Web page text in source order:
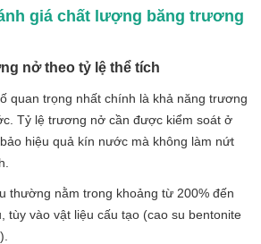
giá chất lượng băng trương
nở theo tỷ lệ thể tích
quan trọng nhất chính là khả năng trương
Tỷ lệ trương nở cần được kiểm soát ở
hiệu quả kín nước mà không làm nứt
thường nằm trong khoảng từ 200% đến
tùy vào vật liệu cấu tạo (cao su bentonite